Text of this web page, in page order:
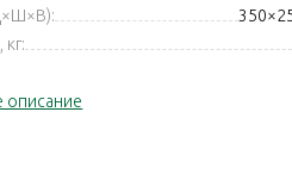
кг:
описание